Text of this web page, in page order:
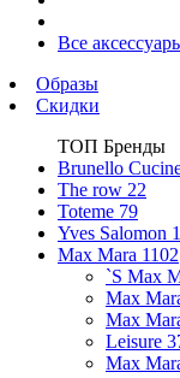
Все
Образы
Скидки
ТОП Бренды
Brunello
The row 22
Toteme 79
Yves Salomon
Max Mara 1102
`S Max
Max
Max
Leisure
Max